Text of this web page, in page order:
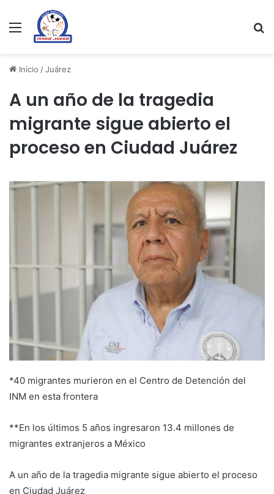
Menu
Inicio /Juárez
A un año de la tragedia
migrante sigue abierto el
proceso en Ciudad Juárez
*40 migrantes murieron en el Centro de Detención del
INM en esta frontera
**En los últimos 5 años ingresaron 13.4 millones de
migrantes extranjeros a México
A un año de la tragedia migrante sigue abierto el proceso
en Ciudad Juárez